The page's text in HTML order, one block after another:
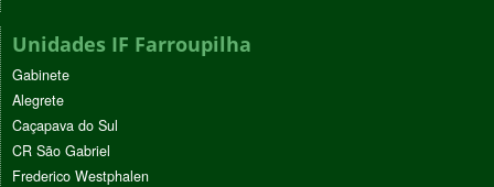
Unidades IF Farroupilha
Gabinete
Alegrete
Caçapava do Sul
CR São Gabriel
Frederico Westphalen